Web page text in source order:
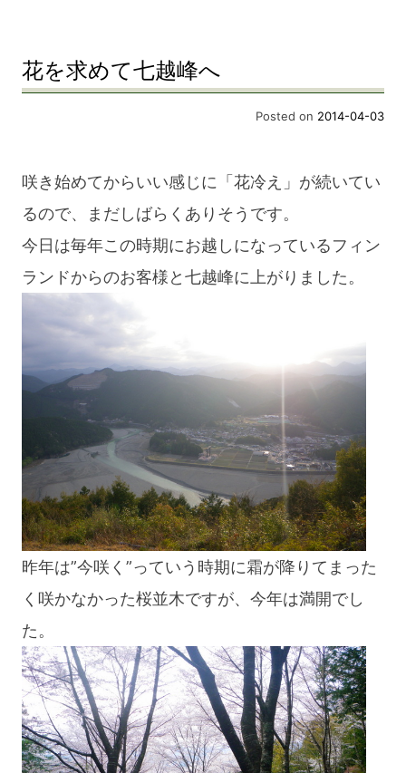
花を求めて七越峰へ
Posted on 2014-04-03
咲き始めてからいい感じに「花冷え」が続いてい
るので、まだしばらくありそうです。
今日は毎年この時期にお越しになっているフィン
ランドからのお客様と七越峰に上がりました。
昨年は”今咲く”っていう時期に霜が降りてまった
く咲かなかった桜並木ですが、今年は満開でし
た。